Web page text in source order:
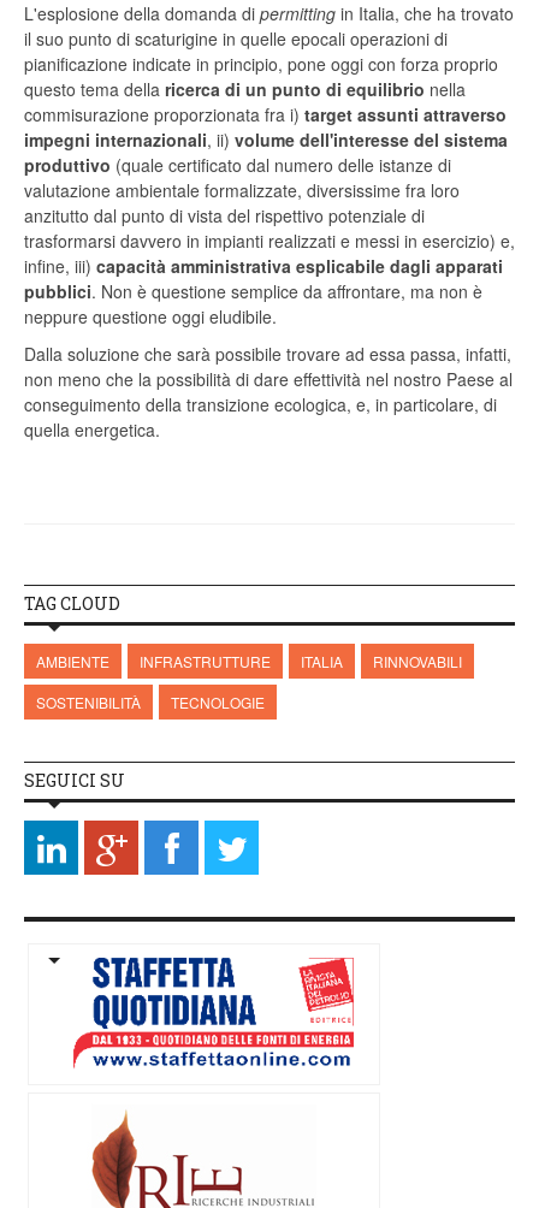
L'esplosione della domanda di permitting in Italia, che ha trovato
il suo punto di scaturigine in quelle epocali operazioni di
pianificazione indicate in principio, pone oggi con forza proprio
questo tema della ricerca di un punto di equilibrio nella
commisurazione proporzionata fra i) target assunti attraverso
impegni internazionali, ii) volume dell'interesse del sistema
produttivo (quale certificato dal numero delle istanze di
valutazione ambientale formalizzate, diversissime fra loro
anzitutto dal punto di vista del rispettivo potenziale di
trasformarsi davvero in impianti realizzati e messi in esercizio) e,
infine, iii) capacità amministrativa esplicabile dagli apparati
pubblici. Non è questione semplice da affrontare, ma non è
neppure questione oggi eludibile.
Dalla soluzione che sarà possibile trovare ad essa passa, infatti,
non meno che la possibilità di dare effettività nel nostro Paese al
conseguimento della transizione ecologica, e, in particolare, di
quella energetica.
TAG CLOUD
AMBIENTE INFRASTRUTTURE ITALIA
RINNOVABILI
SOSTENIBILITÀ
TECNOLOGIE
SEGUICI SU